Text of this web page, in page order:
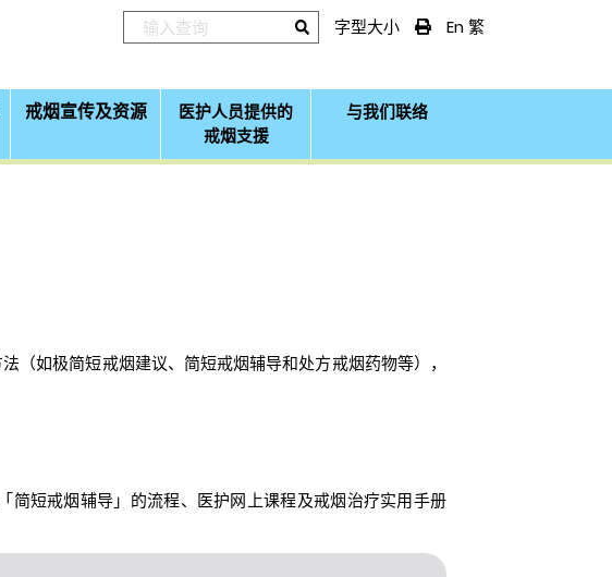
字型大小 En繁
戒烟宣传及资源
医护人员提供的
戒烟支援
与我们联络
如极简短戒烟建议、简短戒烟辅导和处方戒烟药物等），
短戒烟辅导」的流程、医护网上课程及戒烟治疗实用手册